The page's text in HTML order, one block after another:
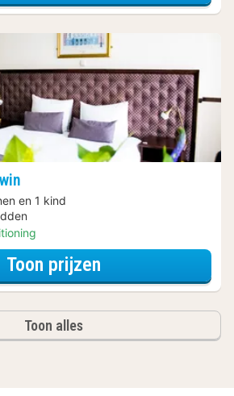
en 1 kind
Toon prijzenvoor Diner
Toon alles